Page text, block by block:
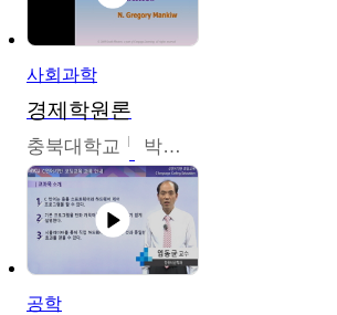
사회과학
경제학원론
충북대학교 박철호
공학